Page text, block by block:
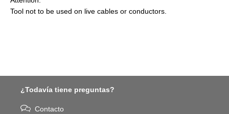
Tool not to be used on live cables or conductors.
¿Todavía tiene preguntas?
Contacto